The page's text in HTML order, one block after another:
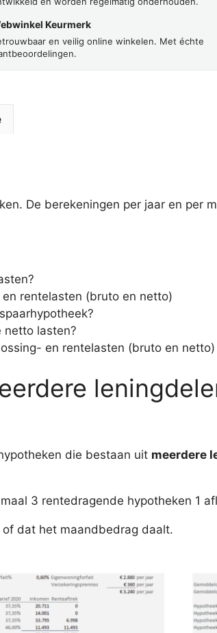
Keurmerk
en veilig online winkelen. Met échte
De berekeningen per jaar en per
rentelasten (bruto en netto)
netto lasten?
en rentelasten (bruto en netto)
die bestaan uit meerdere
3 rentedragende hypotheken 1
dat het maandbedrag daalt.